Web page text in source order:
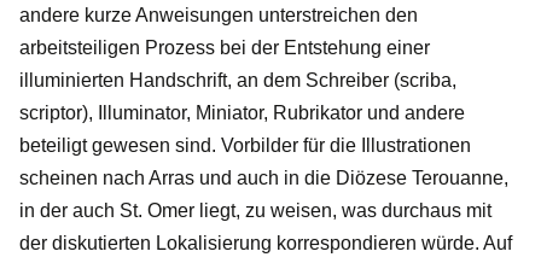
andere kurze Anweisungen unterstreichen den
arbeitsteiligen Prozess bei der Entstehung einer
illuminierten Handschrift, an dem Schreiber (scriba,
scriptor), Illuminator, Miniator, Rubrikator und andere
beteiligt gewesen sind. Vorbilder für die Illustrationen
scheinen nach Arras und auch in die Diözese Terouanne,
in der auch St. Omer liegt, zu weisen, was durchaus mit
der diskutierten Lokalisierung korrespondieren würde. Auf